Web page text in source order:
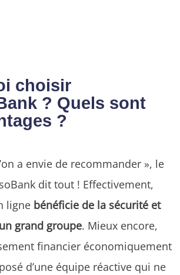
choisir
? Quels sont
?
a envie de recommander », le
dit tout ! Effectivement,
ligne bénéficie de la sécurité et
grand groupe. Mieux encore,
financier économiquement
d’une équipe réactive qui ne